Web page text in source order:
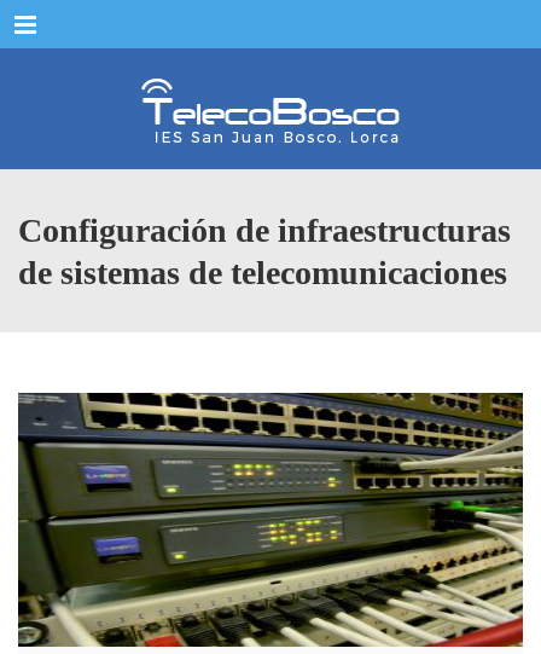
Menu
Configuración de infraestructuras
de sistemas de telecomunicaciones